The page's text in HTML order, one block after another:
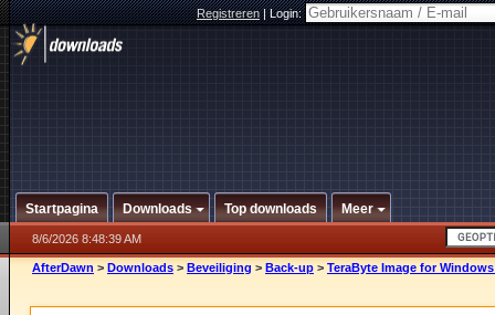
Registreren|Login:
Startpagina Downloads Top downloads Meer
8/6/2026 8:48:39 AM
AfterDawn > Downloads > Beveiliging > Back-up > TeraByte Image for